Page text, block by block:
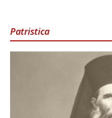
Patristica